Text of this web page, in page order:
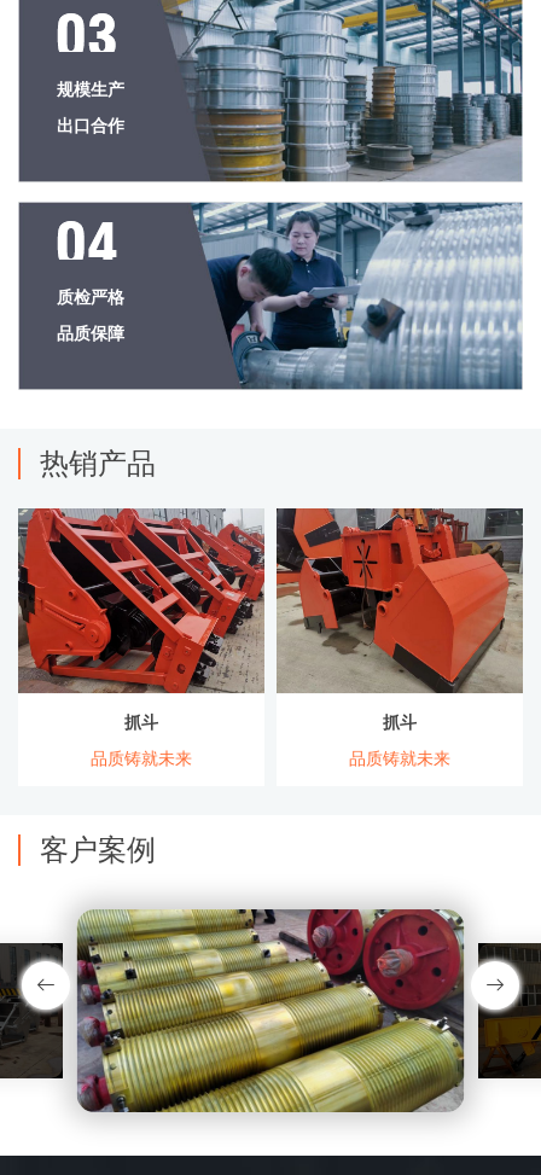
规模生产
出口合作
质检严格
品质保障
热销产品
查看详情
抓斗
品质铸就未来
查看详情
抓斗
品质铸就未来
客户案例